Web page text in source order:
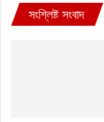
সংশ্লিষ্ট সংবাদ